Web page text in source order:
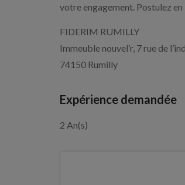
votre engagement. Postulez
FIDERIM RUMILLY
Immeuble nouvel’r, 7 rue de
74150 Rumilly
Expérience demandée
2 An(s)